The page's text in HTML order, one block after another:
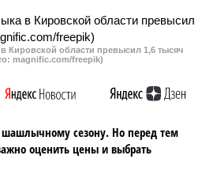
Кировской области превысил 1,6 тысяч
magnific.com/freepik)
шашлычному сезону. Но перед тем
оценить цены и выбрать